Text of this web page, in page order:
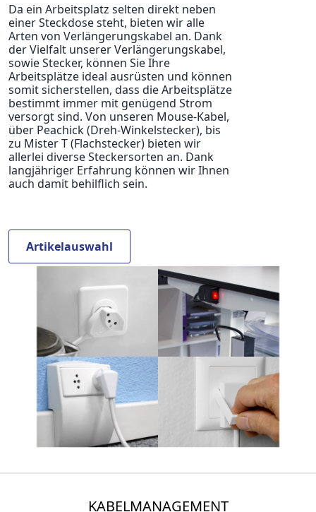
Da ein Arbeitsplatz selten direkt neben
einer Steckdose steht, bieten wir alle
Arten von Verlängerungskabel an. Dank
der Vielfalt unserer Verlängerungskabel,
sowie Stecker, können Sie Ihre
Arbeitsplätze ideal ausrüsten und können
somit sicherstellen, dass die Arbeitsplätze
bestimmt immer mit genügend Strom
versorgt sind. Von unseren Mouse-Kabel,
über Peachick (Dreh-Winkelstecker), bis
zu Mister T (Flachstecker) bieten wir
allerlei diverse Steckersorten an. Dank
langjähriger Erfahrung können wir Ihnen
auch damit behilflich sein.
Artikelauswahl
KABELMANAGEMENT